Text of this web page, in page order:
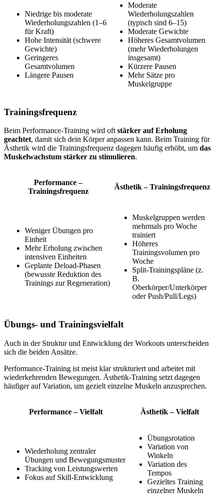
Niedrige bis moderate
Wiederholungszahlen (1–6
für Kraft)
Hohe Intensität (schwere
Gewichte)
Geringeres
Gesamtvolumen
Längere Pausen
Moderate
Wiederholungszahlen
(typisch sind 6–15)
Moderate Gewichte
Höheres Gesamtvolumen
(mehr Wiederholungen
insgesamt)
Kürzere Pausen
Mehr Sätze pro
Muskelgruppe
Trainingsfrequenz
Beim Performance-Training wird oft stärker auf Erholung
geachtet, damit sich dein Körper anpassen kann. Beim Training für
Ästhetik wird die Trainingsfrequenz dagegen häufig erhöht, um das
Muskelwachstum stärker zu stimulieren.
Performance –
Trainingsfrequenz
Ästhetik – Trainingsfrequenz
Weniger Übungen pro
Einheit
Mehr Erholung zwischen
intensiven Einheiten
Geplante Deload-Phasen
(bewusste Reduktion des
Trainings zur Regeneration)
Muskelgruppen werden
mehrmals pro Woche
trainiert
Höheres
Trainingsvolumen pro
Woche
Split-Trainingspläne (z.
B.
Oberkörper/Unterkörper
oder Push/Pull/Legs)
Übungs- und Trainingsvielfalt
Auch in der Struktur und Entwicklung der Workouts unterscheiden
sich die beiden Ansätze.
Performance-Training ist meist klar strukturiert und arbeitet mit
wiederkehrenden Bewegungen. Ästhetik-Training setzt dagegen
häufiger auf Variation, um gezielt einzelne Muskeln anzusprechen.
Performance – Vielfalt Ästhetik – Vielfalt
Wiederholung zentraler
Übungen und Bewegungsmuster
Tracking von Leistungswerten
Fokus auf Skill-Entwicklung
Übungsrotation
Variation von
Winkeln
Variation des
Tempos
Gezieltes Training
einzelner Muskeln